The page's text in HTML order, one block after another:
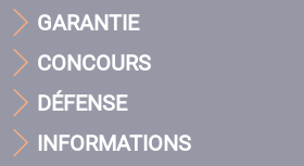
GARANTIE
CONCOURS
DÉFENSE
INFORMATIONS